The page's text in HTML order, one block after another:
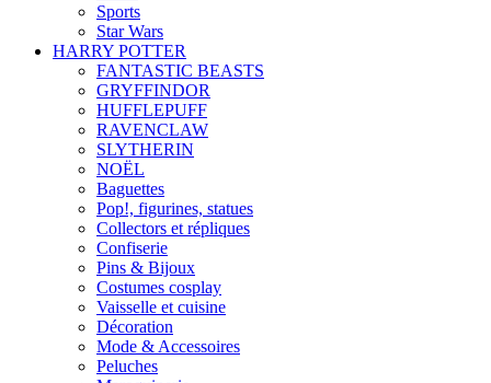
Sports
Star Wars
HARRY POTTER
FANTASTIC BEASTS
GRYFFINDOR
HUFFLEPUFF
RAVENCLAW
SLYTHERIN
NOËL
Baguettes
Pop!, figurines, statues
Collectors et répliques
Confiserie
Pins & Bijoux
Costumes cosplay
Vaisselle et cuisine
Décoration
Mode & Accessoires
Peluches